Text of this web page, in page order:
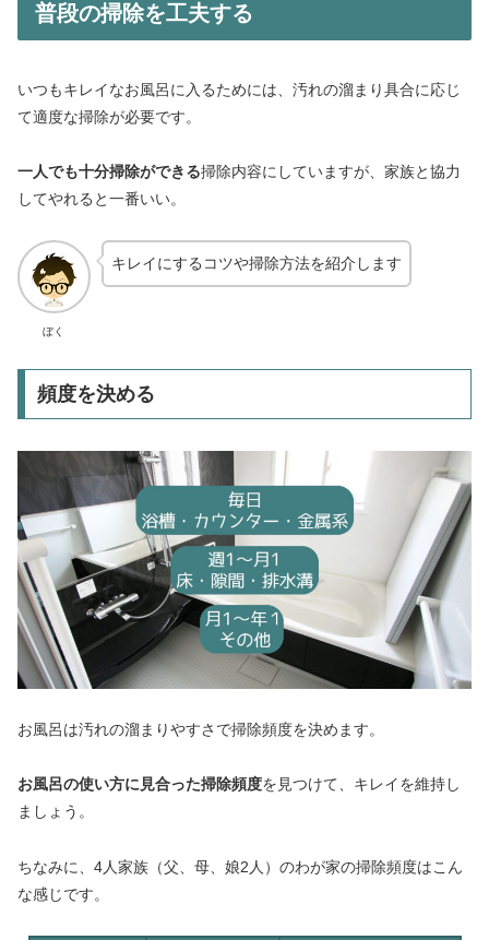
普段の掃除を工夫する
いつもキレイなお風呂に入るためには、汚れの溜まり具合に応じ
て適度な掃除が必要です。
一人でも十分掃除ができる掃除内容にしていますが、家族と協力
してやれると一番いい。
ぼく
キレイにするコツや掃除方法を紹介します
頻度を決める
お風呂は汚れの溜まりやすさで掃除頻度を決めます。
お風呂の使い方に見合った掃除頻度を見つけて、キレイを維持し
ましょう。
ちなみに、4人家族（父、母、娘2人）のわが家の掃除頻度はこん
な感じです。